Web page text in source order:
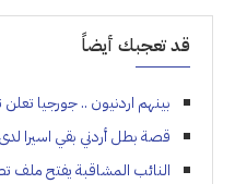
قد تعجبك أيضاً
بينهم اردنيون .. جورجيا تعلن ترحيل
قصة بطل أردني بقي اسيرا لدى
النائب المشاقبة يفتح ملف